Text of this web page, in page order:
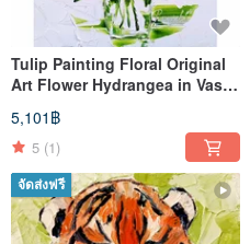
Tulip Painting Floral Original
Art Flower Hydrangea in Vase
5,101฿
5 (1)
จัดส่งฟรี